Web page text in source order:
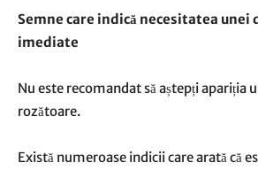
Semne care indică necesitatea unei
imediate
Nu este recomandat să aștepți apariția
rozătoare.
Există numeroase indicii care arată că